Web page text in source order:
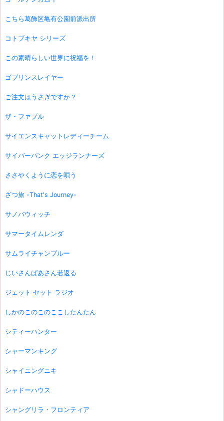
こちら葛飾区亀有公園前派出所
コトブキヤ シリーズ
この素晴らしい世界に祝福を！
ゴブリンスレイヤー
ご注文はうさぎですか？
ザ・ファブル
サイエンスキャットレディーチーム
サイバーパンク エッジランナーズ
ささやくように恋を唄う
ざつ旅 -That's Journey-
サノバウィッチ
サマータイムレンダ
サムライチャンプルー
じいさんばあさん若返る
ジェット セット ラジオ
しかのこのこのここしたんたん
シティーハンター
シャーマンキング
シャイニングニキ
シャドーハウス
シャングリラ・フロンティア